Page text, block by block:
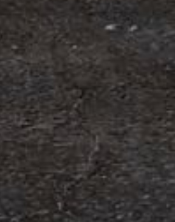
CARU AB, ett svenskt företag
containerlösningar. Detta förvärv